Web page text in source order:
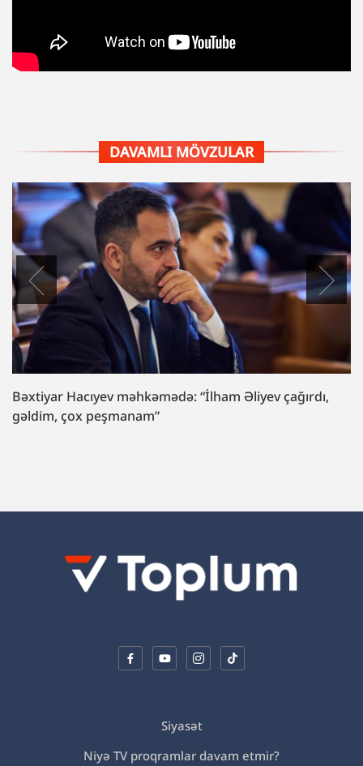
DAVAMLI MÖVZULAR
Bəxtiyar Hacıyev məhkəmədə: “İlham Əliyev çağırdı,
gəldim, çox peşmanam”
Siyasət
Niyə TV proqramlar davam etmir?